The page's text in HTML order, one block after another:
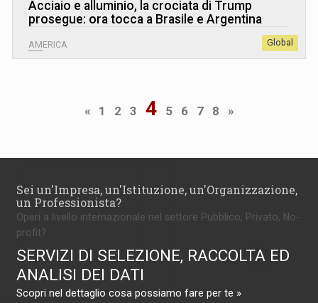
Acciaio e alluminio, la crociata di Trump
prosegue: ora tocca a Brasile e Argentina
AMERICA Global
« 1 2 3 4 5 6 7 8 »
Sei un'Impresa, un'Istituzione, un'Organizzazione,
un Professionista?
Operi a livello internazionale nel settore Pubblico, Privato, No-
profit?
SERVIZI DI SELEZIONE, RACCOLTA ED
ANALISI DEI DATI
Scopri nel dettaglio cosa possiamo fare per te »